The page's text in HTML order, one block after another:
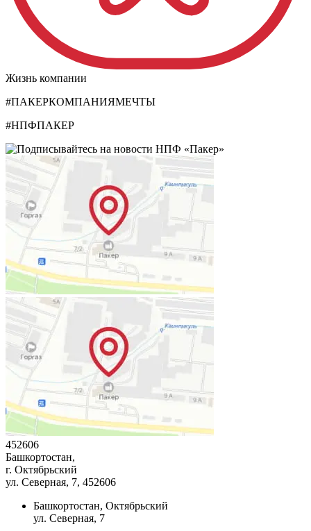
Жизнь компании
#ПАКЕРКОМПАНИЯМЕЧТЫ
#НПФПАКЕР
452606
Башкортостан,
г. Октябрьский
ул. Северная, 7, 452606
Башкортостан, Октябрьский
ул. Северная, 7